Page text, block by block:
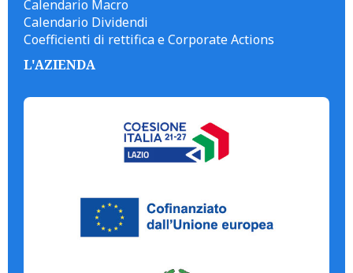
Calendario Macro
Calendario Dividendi
Coefficienti di rettifica e Corporate Actions
L'AZIENDA